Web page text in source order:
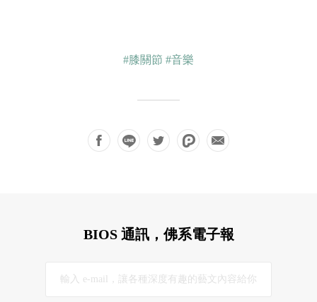
#膝關節 #音樂
BIOS 通訊，佛系電子報